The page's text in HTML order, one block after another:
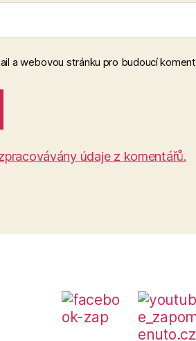
a webovou stránku pro budoucí
údaje z komentářů.